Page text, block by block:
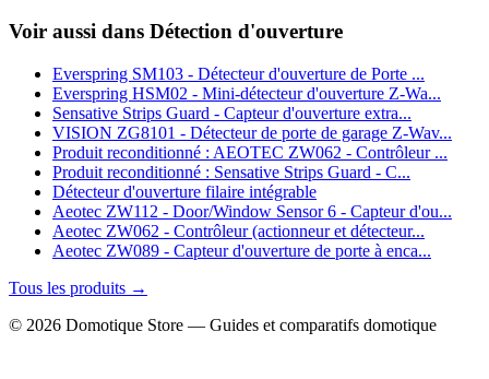
Voir aussi dans Détection d'ouverture
Everspring SM103 - Détecteur d'ouverture de Porte ...
Everspring HSM02 - Mini-détecteur d'ouverture Z-Wa...
Sensative Strips Guard - Capteur d'ouverture extra...
VISION ZG8101 - Détecteur de porte de garage Z-Wav...
Produit reconditionné : AEOTEC ZW062 - Contrôleur ...
Produit reconditionné : Sensative Strips Guard - C...
Détecteur d'ouverture filaire intégrable
Aeotec ZW112 - Door/Window Sensor 6 - Capteur d'ou...
Aeotec ZW062 - Contrôleur (actionneur et détecteur...
Aeotec ZW089 - Capteur d'ouverture de porte à enca...
Tous les produits →
© 2026 Domotique Store — Guides et comparatifs domotique